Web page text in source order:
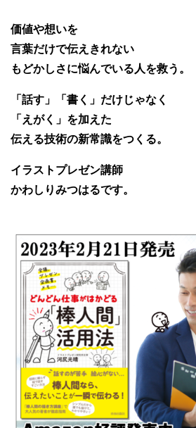
価値や想いを
言葉だけで伝えきれない
もどかしさに悩んでいる人を救う。
「話す」「書く」だけじゃなく
「えがく」を加えた
伝える技術の新常識をつくる。
イラストプレゼン講師
かわしりみつはるです。